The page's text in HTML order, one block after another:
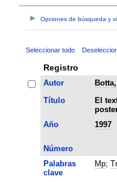
Opciones de búsqueda y
Seleccionar todo
Registro
Autor
Título
El
Año
1997
Número
Palabras
clave
Mp;